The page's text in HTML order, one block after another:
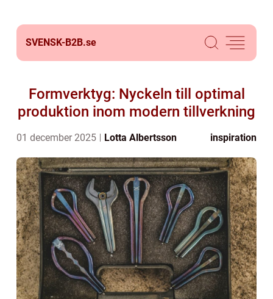
SVENSK-B2B.se
Formverktyg: Nyckeln till optimal
produktion inom modern tillverkning
01 december 2025 Lotta Albertsson inspiration